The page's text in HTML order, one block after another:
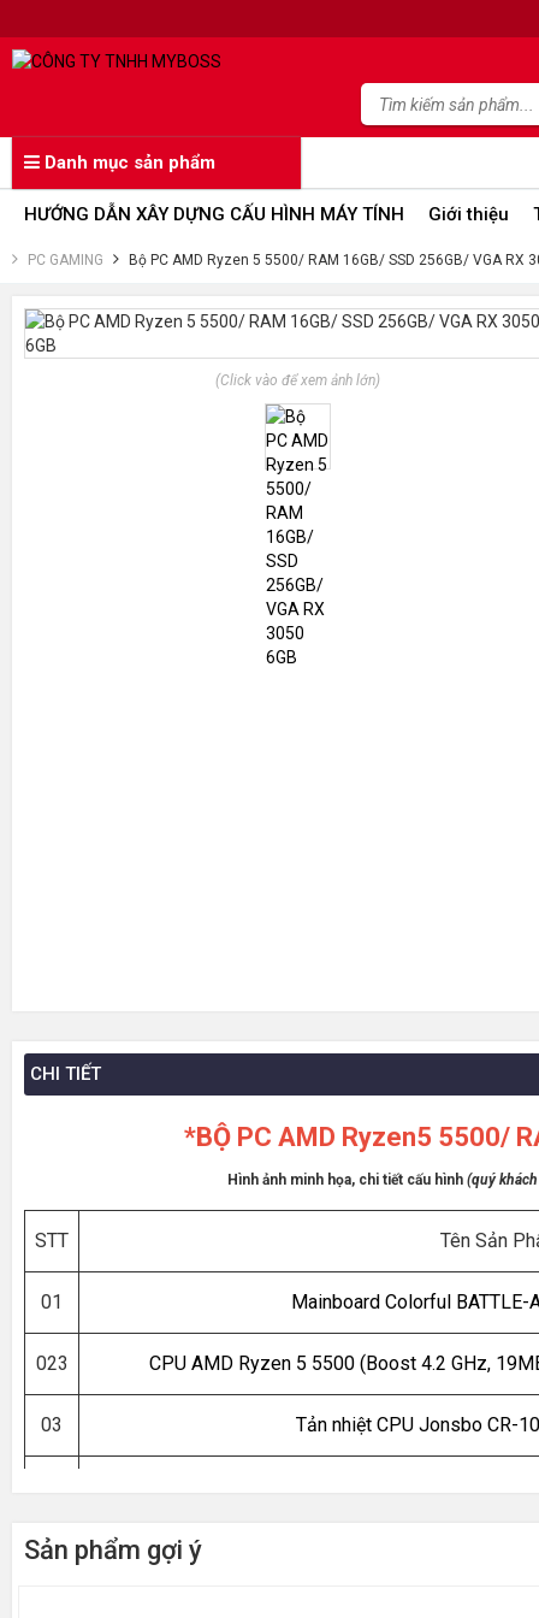
Danh mục sản phẩm
HƯỚNG DẪN XÂY DỰNG CẤU HÌNH MÁY TÍNH Giới thiệu
PC GAMING Bộ PC AMD Ryzen 5 5500/ RAM 16GB/ SSD 256GB/ VGA RX
(Click vào để xem ảnh lớn)
CHI TIẾT
*BỘ PC AMD Ryzen5 5500/
Hình ảnh minh họa, chi tiết cấu hình (quý
STT Tên Sản
01 Mainboard Colorful BATTLE-
023 CPU AMD Ryzen 5 5500 (Boost 4.2 GHz,
03 Tản nhiệt CPU Jonsbo CR-
05
Sản phẩm gợi ý